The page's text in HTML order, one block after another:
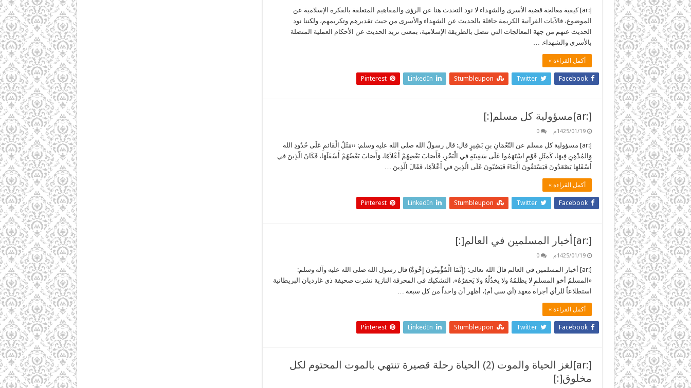
[:ar] كيفية معالجة قضية الأسرى والشهداء لا نود التحدث هنا عن الرؤى والمفاهيم المتعلقة بالفكرة الإسلامية عن
الموضوع، فالآيات القرآنية الكريمة حافلة بالحديث عن الشهداء والأسرى من حيث تقديرهم وتكريمهم، ولكننا نود
الحديث عنهم من جهة المعالجات التي تتصل بالطريقة الإسلامية، بمعنى نريد الحديث عن الأحكام العملية المتصلة
بالأسرى والشهداء. …
أكمل القراءة »
Facebook
Twitter
Stumbleupon
LinkedIn
Pinterest
[:ar]مسؤولية كل مسلم[:]
1425/01/19م 0
[:ar] مسؤولية كل مسلم عن النّعْمَانِ بنِ بَشِيرٍ قال: قال رسولُ الله صلى الله عليه وسلم: ‹‹مَثَلُ الْقَائمِ عَلَى حُدُودِ الله
وَالمُدْهِنِ فِيهَا، كَمثَلِ قَوْمٍ اسْتَهَمُوا عَلَى سَفِينَةٍ في الْبَحْرِ، فَأَصَابَ بَعْضِهُمْ أَعْلاَهَا، وَأَصَابَ بَعْضُهُمْ أَسْفَلَهَا، فَكَانَ الّذِينَ في
أَسْفَلهَا يَصْعَدُونَ فَيَسْتَقُونَ الْمَاءَ فَيَصُبّونَ عَلَى الّذِينَ في أَعْلاَهَا، فَقَالَ الّذِينَ …
أكمل القراءة »
Facebook
Twitter
Stumbleupon
LinkedIn
Pinterest
[:ar]أخبار المسلمين في العالم[:]
1425/01/19م 0
[:ar] أخبار المسلمين في العالم قالَ الله تعالى: (إِنَّمَا الْمُؤْمِنُونَ إِخْوَةٌ) قال رسول الله صلى الله عليه وآله وسلم:
«المسلمُ أخو المسلمِ لا يظلمُهُ ولا يخذُلُهُ ولا يَحقرُهُ». التشكيك في المحرقة النازية نشرت صحيفة ذي غارديان البريطانية
استطلاعاً للرأي أجراه معهد (أي سي أم)، أظهر أن واحداً من كل سبعة …
أكمل القراءة »
Facebook
Twitter
Stumbleupon
LinkedIn
Pinterest
[:ar]لغز الحياة والموت (2) الحياة رحلة قصيرة تنتهي بالموت المحتوم لكل
مخلوق[:]